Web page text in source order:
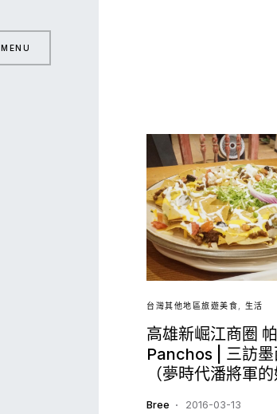
MENU
台灣其他地區旅遊美食 生活
高雄新崛江商圈
Panchos | 三訪
（夢時代潘將軍
Bree 2016-03-13